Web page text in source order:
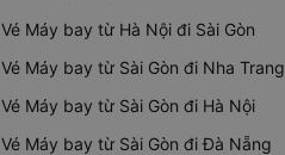
Vé Máy bay từ Hà Nội đi Sài Gòn
Vé Máy bay từ Sài Gòn đi Nha Trang
Vé Máy bay từ Sài Gòn đi Hà Nội
Vé Máy bay từ Sài Gòn đi Đà Nẵng